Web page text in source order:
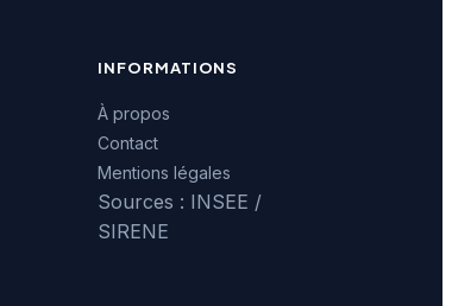
INFORMATIONS
À propos
Contact
Mentions légales
Sources : INSEE /
SIRENE